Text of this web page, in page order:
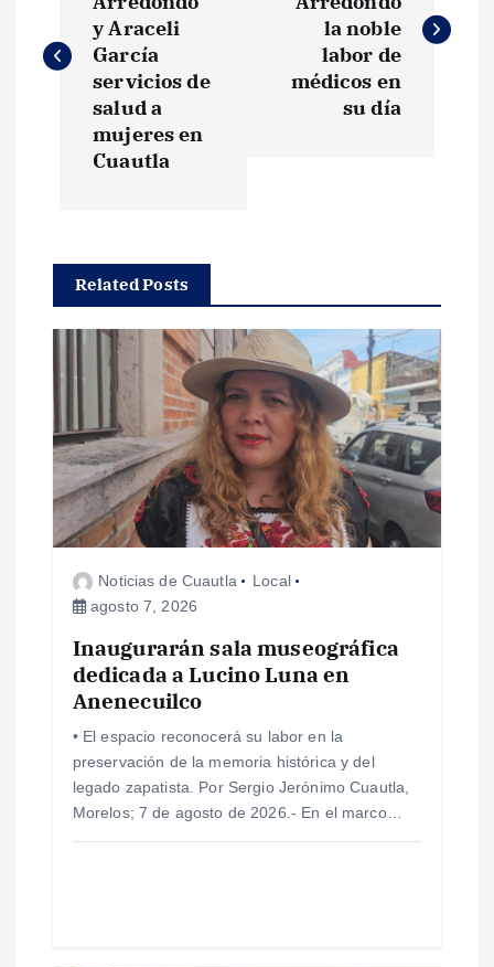
v
c
ó
n
d
e
s
y Araceli
García
servicios de
salud a
mujeres en
Cuautla
la noble
labor de
médicos en
su día
Related Posts
Noticias de Cuautla
Local
agosto 7, 2026
Inaugurarán sala museográfica
dedicada a Lucino Luna en
Anenecuilco
• El espacio reconocerá su labor en la
preservación de la memoria histórica y del
legado zapatista. Por Sergio Jerónimo Cuautla,
Morelos; 7 de agosto de 2026.- En el marco…